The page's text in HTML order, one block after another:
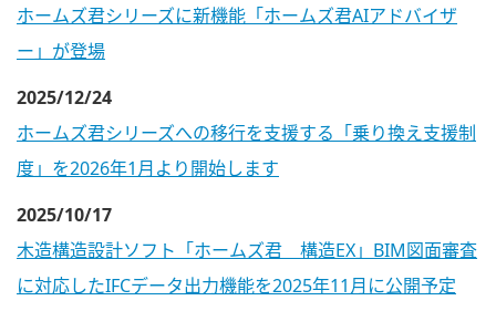
ホームズ君シリーズに新機能「ホームズ君AIアドバイザ
ー」が登場
2025/12/24
ホームズ君シリーズへの移行を支援する「乗り換え支援制
度」を2026年1月より開始します
2025/10/17
木造構造設計ソフト「ホームズ君 構造EX」BIM図面審査
に対応したIFCデータ出力機能を2025年11月に公開予定